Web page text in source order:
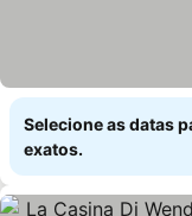
Selecione as datas
exatos.